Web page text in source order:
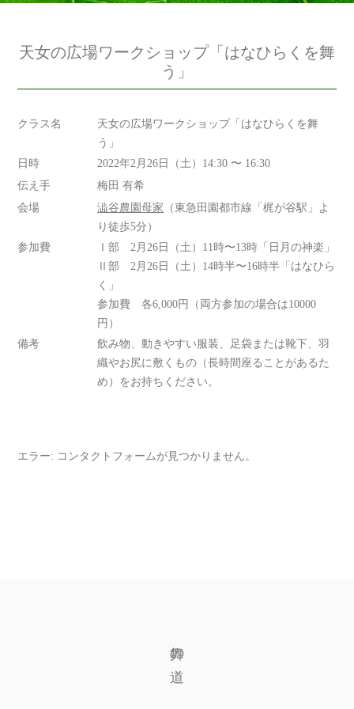
天女の広場ワークショップ「はなひらくを舞
う」
クラス名
天女の広場ワークショップ「はなひらくを舞
う」
日時
2022年2月26日（土）14:30 〜 16:30
伝え手
梅田 有希
会場
澁谷農園母家 （東急田園都市線「梶が谷駅」よ
り徒歩5分）
参加費
Ⅰ部 2月26日（土）11時〜13時「日月の神楽」
Ⅱ部 2月26日（土）14時半〜16時半「はなひら
く」
参加費 各6,000円（両方参加の場合は10000
円）
備考
飲み物、動きやすい服装、足袋または靴下、羽
織やお尻に敷くもの（長時間座ることがあるた
め）をお持ちください。
エラー: コンタクトフォームが見つかりません。
舞の道